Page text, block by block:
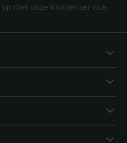
met onze klantenservice.